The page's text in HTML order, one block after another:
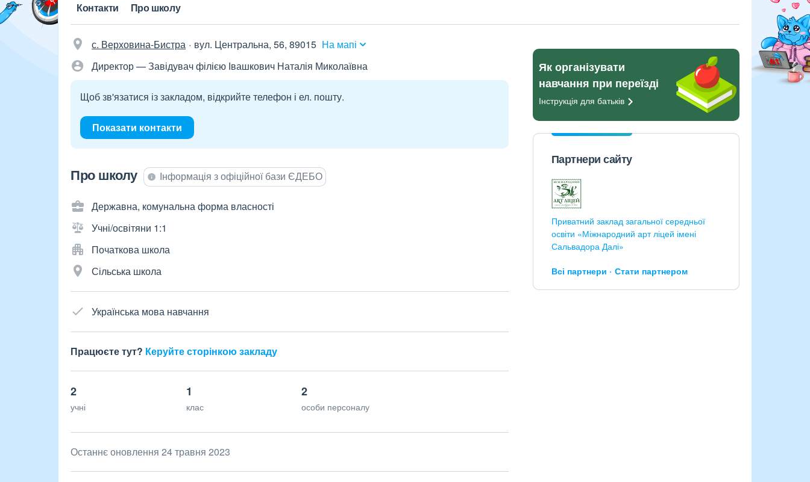
Контакти Про школу
с. Верховина-Бистра вул. Центральна, 56, 89015 На мапі
Директор — Завідувач філією Івашкович Наталія Миколаївна
Щоб зв'язатися із закладом, відкрийте телефон і ел. пошту.
Показати контакти
Про школу Інформація з офіційної бази ЄДЕБО
Державна, комунальна форма власності
Учні/освітяни 1:1
Початкова школа
Сільська школа
Українська мова навчання
Працюєте тут? Керуйте сторінкою закладу
2
учні
1
клас
2
особи персоналу
Останнє оновлення 24 травня 2023
Як організувати
навчання при переїзді
Інструкція для батьків
Партнери сайту
Приватний заклад загальної середньої
освіти «Міжнародний арт ліцей імені
Сальвадора Далі»
Всі партнери Стати партнером